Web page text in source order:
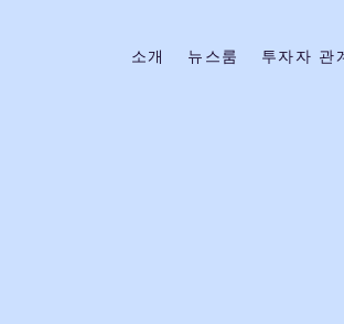
소개 뉴스룸 투자자 관